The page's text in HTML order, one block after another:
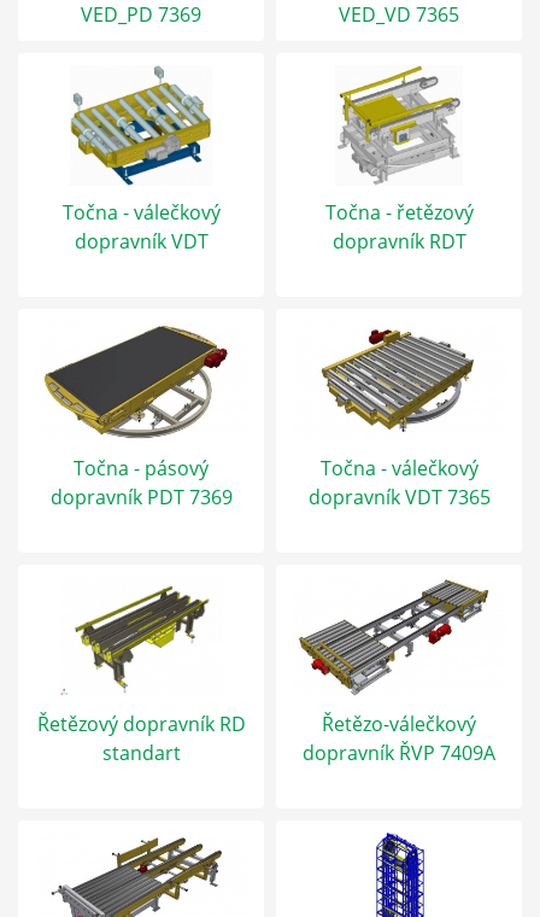
VED_PD 7369
VED_VD 7365
Točna - válečkový
dopravník VDT
Točna - řetězový
dopravník RDT
Točna - pásový
dopravník PDT 7369
Točna - válečkový
dopravník VDT 7365
Řetězový dopravník RD
standart
Řetězo-válečkový
dopravník ŘVP 7409A